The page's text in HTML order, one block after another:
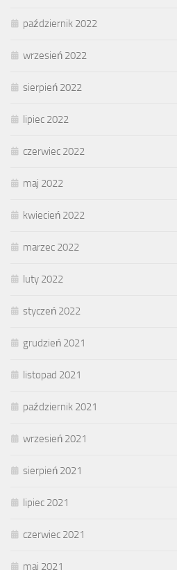
październik 2022
wrzesień 2022
sierpień 2022
lipiec 2022
czerwiec 2022
maj 2022
kwiecień 2022
marzec 2022
luty 2022
styczeń 2022
grudzień 2021
listopad 2021
październik 2021
wrzesień 2021
sierpień 2021
lipiec 2021
czerwiec 2021
maj 2021